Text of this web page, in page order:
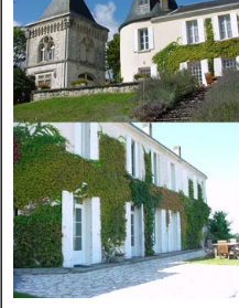
【ワインセ
お電話 （